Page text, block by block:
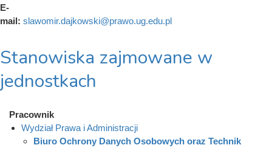
E-
mail: slawomir.dajkowski@prawo.ug.edu.pl
Stanowiska zajmowane w
jednostkach
Pracownik
Wydział Prawa i Administracji
Biuro Ochrony Danych Osobowych oraz Technik